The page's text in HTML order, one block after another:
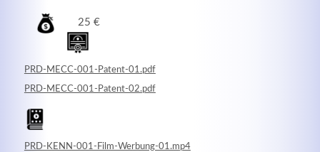
25 €
PRD-MECC-001-Patent-01.pdf
PRD-MECC-001-Patent-02.pdf
PRD-KENN-001-Film-Werbung-01.mp4
Lorem ipsum dolor sit amet, consectetuer adipiscing
elit. Aenean commodo ligula eget dolor.